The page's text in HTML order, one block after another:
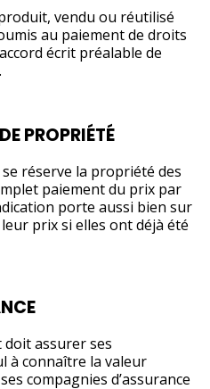
vendu ou réutilisé
au paiement de droits
écrit préalable de
PROPRIÉTÉ
se réserve la propriété des
paiement du prix par
porte aussi bien sur
prix si elles ont déjà été
doit assurer ses
à connaître la valeur
compagnies d’assurance